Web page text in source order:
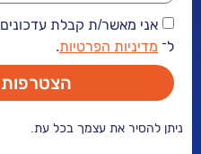
ל־ מדיניות הפרטיות.
הצטרפות
ניתן להסיר את עצמך בכל עת.